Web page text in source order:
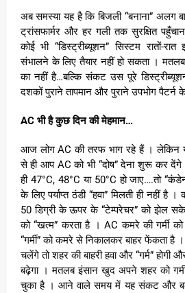
अब समस्या यह है कि बिजली “बनाना” अलग
ट्रांसफार्मर और हर गली तक सुरक्षित
कोई भी “डिस्ट्रीब्यूशन” सिस्टम रातों-
संभालने के लिए तैयार नहीं हो सकता ।
का नहीं है…बल्कि संकट उस पूरे
दशकों पुराने तापमान और पुराने उपभोग पैटर्न
AC भी है कुछ दिन की मेहमान…
आज लोग AC की तरफ भाग रहे हैं । लेकिन
से ही आप AC को भी “दोष” देना शुरू कर देंगे
ही 47°C, 48°C या 50°C हो जाए….तो
के लिए पर्याप्त ठंडी “हवा” मिलती ही नहीं है
50 डिग्री के ऊपर के “टेम्परेचर” को झेल
को “खत्म” करता है । AC कमरे की गर्मी
“गर्मी” को कमरे से निकालकर बाहर फेंकता
चलेंगे तो शहर की बाहरी हवा और “गर्म” होगी
बढ़ेगा । मतलब इंसान खुद अपने शहर को
चुका है । आने वाले समय में यह संकट और